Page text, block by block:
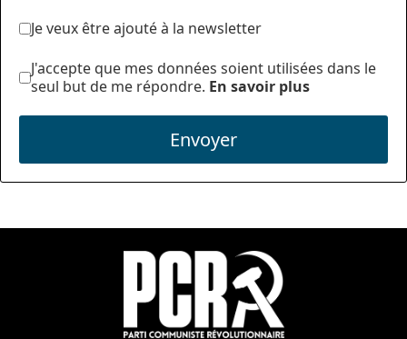
Je veux être ajouté à la newsletter
J'accepte que mes données soient utilisées dans le
seul but de me répondre. En savoir plus
Envoyer